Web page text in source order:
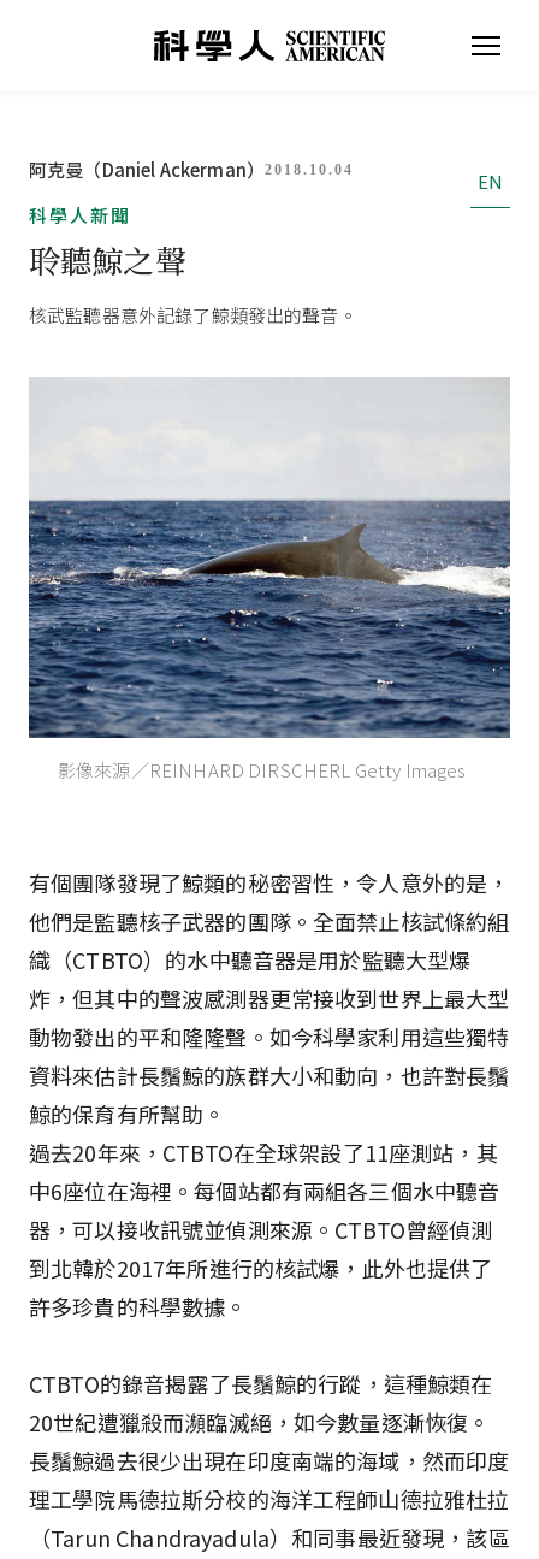
阿克曼（Daniel Ackerman）2018.10.04
EN
科學人新聞
聆聽鯨之聲
核武監聽器意外記錄了鯨類發出的聲音。
影像來源／REINHARD DIRSCHERL Getty Images
有個團隊發現了鯨類的秘密習性，令人意外的是，
他們是監聽核子武器的團隊。全面禁止核試條約組
織（CTBTO）的水中聽音器是用於監聽大型爆
炸，但其中的聲波感測器更常接收到世界上最大型
動物發出的平和隆隆聲。如今科學家利用這些獨特
資料來估計長鬚鯨的族群大小和動向，也許對長鬚
鯨的保育有所幫助。
過去20年來，CTBTO在全球架設了11座測站，其
中6座位在海裡。每個站都有兩組各三個水中聽音
器，可以接收訊號並偵測來源。CTBTO曾經偵測
到北韓於2017年所進行的核試爆，此外也提供了
許多珍貴的科學數據。
CTBTO的錄音揭露了長鬚鯨的行蹤，這種鯨類在
20世紀遭獵殺而瀕臨滅絕，如今數量逐漸恢復。
長鬚鯨過去很少出現在印度南端的海域，然而印度
理工學院馬德拉斯分校的海洋工程師山德拉雅杜拉
（Tarun Chandrayadula）和同事最近發現，該區